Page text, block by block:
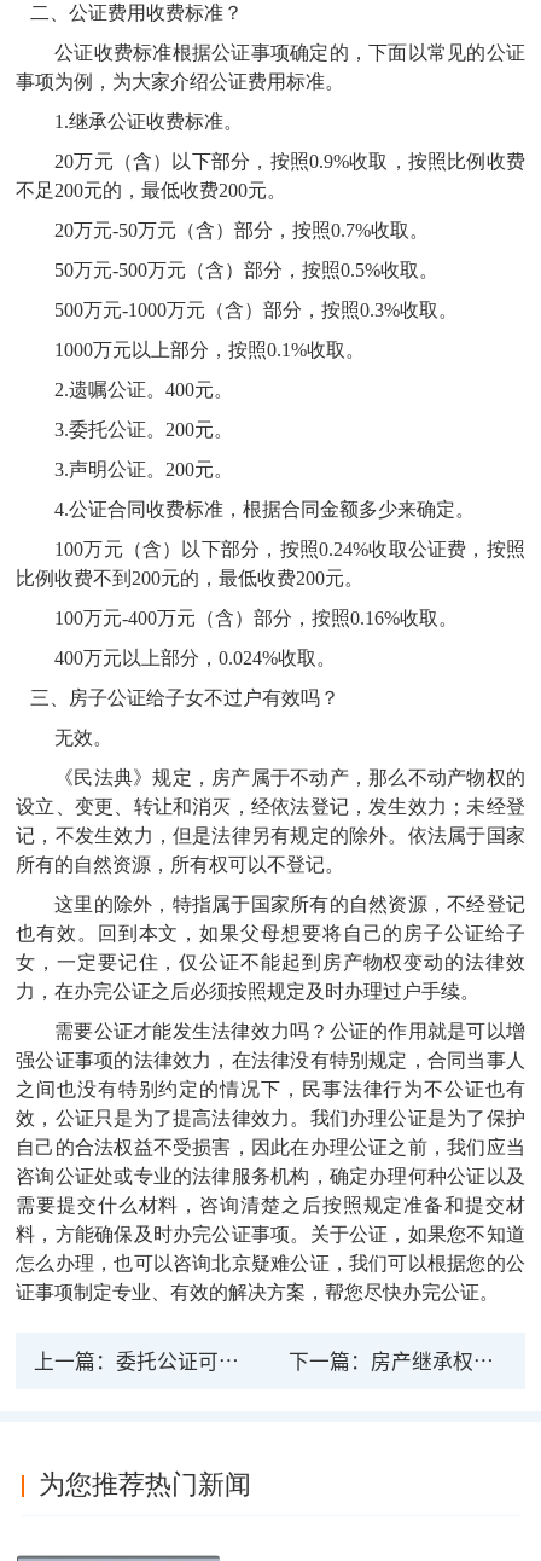
二、公证费用收费标准？
公证收费标准根据公证事项确定的，下面以常见的公证
事项为例，为大家介绍公证费用标准。
1.继承公证收费标准。
20万元（含）以下部分，按照0.9%收取，按照比例收费
不足200元的，最低收费200元。
20万元-50万元（含）部分，按照0.7%收取。
50万元-500万元（含）部分，按照0.5%收取。
500万元-1000万元（含）部分，按照0.3%收取。
1000万元以上部分，按照0.1%收取。
2.遗嘱公证。400元。
3.委托公证。200元。
3.声明公证。200元。
4.公证合同收费标准，根据合同金额多少来确定。
100万元（含）以下部分，按照0.24%收取公证费，按照
比例收费不到200元的，最低收费200元。
100万元-400万元（含）部分，按照0.16%收取。
400万元以上部分，0.024%收取。
三、房子公证给子女不过户有效吗？
无效。
《民法典》规定，房产属于不动产，那么不动产物权的
设立、变更、转让和消灭，经依法登记，发生效力；未经登
记，不发生效力，但是法律另有规定的除外。依法属于国家
所有的自然资源，所有权可以不登记。
这里的除外，特指属于国家所有的自然资源，不经登记
也有效。回到本文，如果父母想要将自己的房子公证给子
女，一定要记住，仅公证不能起到房产物权变动的法律效
力，在办完公证之后必须按照规定及时办理过户手续。
需要公证才能发生法律效力吗？公证的作用就是可以增
强公证事项的法律效力，在法律没有特别规定，合同当事人
之间也没有特别约定的情况下，民事法律行为不公证也有
效，公证只是为了提高法律效力。我们办理公证是为了保护
自己的合法权益不受损害，因此在办理公证之前，我们应当
咨询公证处或专业的法律服务机构，确定办理何种公证以及
需要提交什么材料，咨询清楚之后按照规定准备和提交材
料，方能确保及时办完公证事项。关于公证，如果您不知道
怎么办理，也可以咨询北京疑难公证，我们可以根据您的公
证事项制定专业、有效的解决方案，帮您尽快办完公证。
上一篇：委托公证可以上门服务吗 委托公证怎么办理 下一篇： 房产继承权公证的法律后果
为您推荐热门新闻